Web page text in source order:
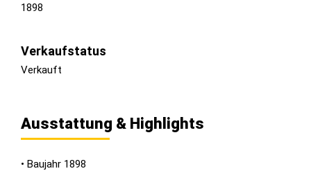
1898
Verkaufstatus
Verkauft
Ausstattung & Highlights
• Baujahr 1898